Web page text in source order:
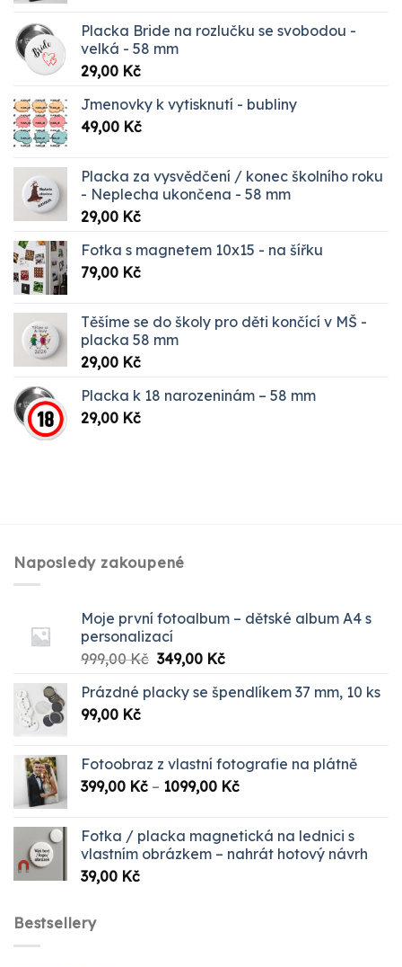
až
Placka Bride na rozlučku se svobodou -
velká - 58 mm
29,00 Kč
Jmenovky k vytisknutí - bubliny
49,00 Kč
Placka za vysvědčení / konec školního roku
- Neplecha ukončena - 58 mm
29,00 Kč
Fotka s magnetem 10x15 - na šířku
79,00 Kč
Těšíme se do školy pro děti končící v MŠ -
placka 58 mm
29,00 Kč
Placka k 18 narozeninám – 58 mm
29,00 Kč
Naposledy zakoupené
Moje první fotoalbum – dětské album A4 s
personalizací
999,00Kč Původní
byla:
349,00 KčAktuální
je:
Prázdné placky se špendlíkem 37 mm, 10 ks
99,00 Kč
Fotoobraz z vlastní fotografie na plátně
399,00 Kč – 1099,00 KčRozpětí
až
1099,00 Kč
Fotka / placka magnetická na lednici s
vlastním obrázkem – nahrát hotový návrh
39,00 Kč
Bestsellery